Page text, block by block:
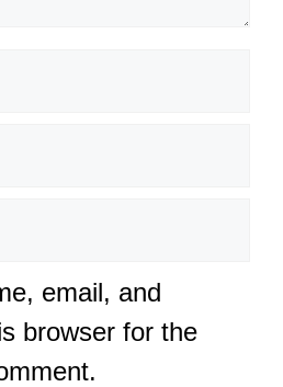
email, and
browser for the